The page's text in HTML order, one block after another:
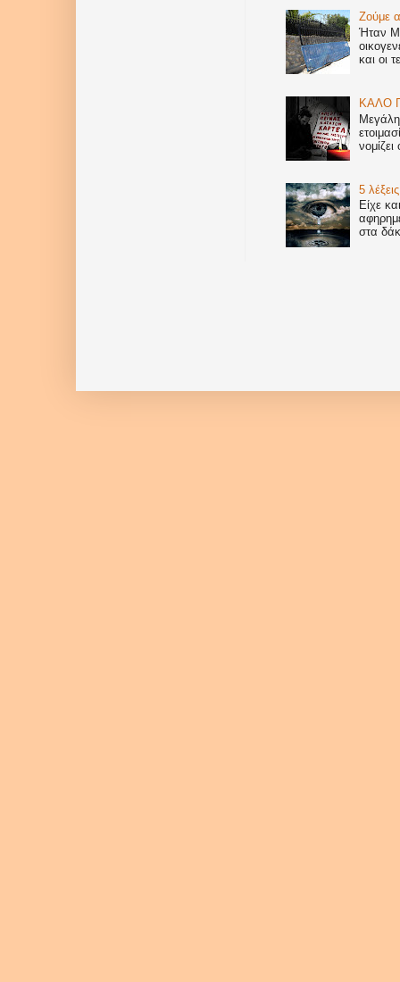
Ζούμε
Ήταν
και οι
ΚΑΛΟ
5
Είχε
στα